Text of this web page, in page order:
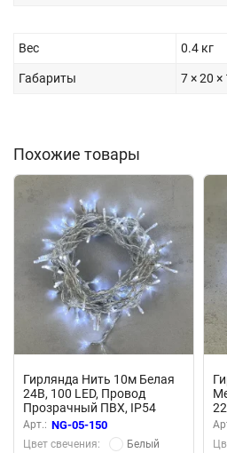
Вес 0.4 кг
Габариты 7 × 20 ×
Похожие товары
Гирлянда Нить 10м Белая
24В, 100 LED, Провод
Прозрачный ПВХ, IP54
Арт.: NG-05-150
Цвет свечения: Белый